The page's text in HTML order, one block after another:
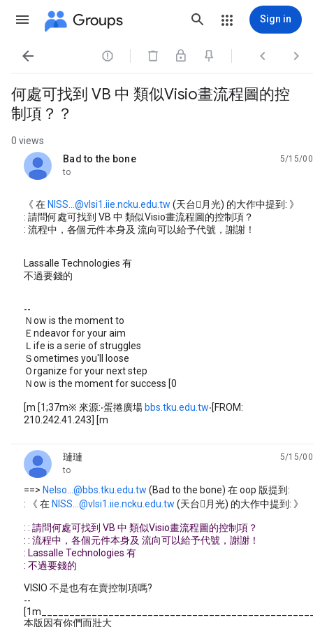
Groups Sign in
   
何處可找到 VB 中 類似Visio畫流程圖的控
制項？？
0 views
Bad to the bone
unread,
5/15/00
to
《 在 NISS...@vlsi1.iie.ncku.edu.tw (天台月光) 的大作中提到: 》
: 請問何處可找到 VB 中 類似Visio畫流程圖的控制項？
: 流程中，各個元件本身及 流向可以給予代號，謝謝！
Lassalle Technologies 有
不過要錢的
--
Ｎow is the moment to
Ｅndeavor for your aim
Ｌife is a serie of struggles
Ｓometimes you'll loose
Ｏrganize for your next step
Ｎow is the moment for success [0
[m [1;37m※ 來源:‧蛋捲廣場 bbs.tku.edu.tw‧[FROM:
210.242.41.243] [m
璉璉
unread,
5/15/00
to
==> Nelso...@bbs.tku.edu.tw (Bad to the bone) 在 oop 版提到:
: 《 在 NISS...@vlsi1.iie.ncku.edu.tw (天台月光) 的大作中提到: 》
: : 請問何處可找到 VB 中 類似Visio畫流程圖的控制項？
: : 流程中，各個元件本身及 流向可以給予代號，謝謝！
: Lassalle Technologies 有
: 不過要錢的
VISIO 不是也有在賣控制項嗎?
--
本版因有你們而壯大